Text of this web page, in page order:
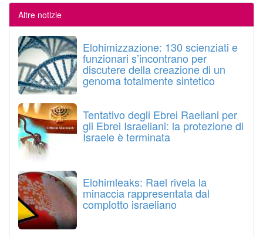
Altre notizie
Elohimizzazione: 130 scienziati e
funzionari s’incontrano per
discutere della creazione di un
genoma totalmente sintetico
Tentativo degli Ebrei Raeliani per
gli Ebrei Israeliani: la protezione di
Israele è terminata
Elohimleaks: Rael rivela la
minaccia rappresentata dal
complotto israeliano